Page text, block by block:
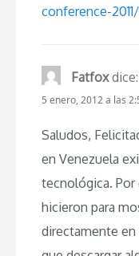
conference-
Fatfox dice:
5 enero, 2012 a las
Saludos,
en Venezuela
tecnológica.
hicieron para
directamente en